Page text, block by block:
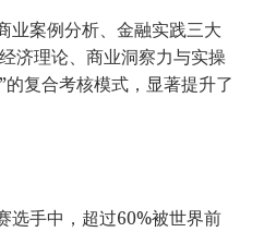
业案例分析、金融实践三大
济理论、商业洞察力与实操
的复合考核模式，显著提升了
选手中，超过60%被世界前